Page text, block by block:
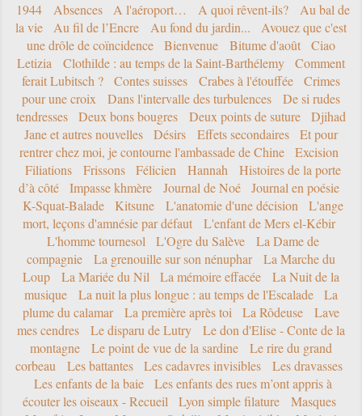
1944 Absences A l'aéroport… A quoi rêvent-ils?
Au bal de
la vie
Au fil de l’Encre Au fond du jardin...
Avouez que c'est
une drôle de coïncidence
Bienvenue Bitume d'août
Ciao
Letizia
Clothilde : au temps de la Saint-Barthélemy
Comment
ferait Lubitsch ?
Contes suisses Crabes à l'étouffée
Crimes
pour une croix
Dans l'intervalle des turbulences
De si rudes
tendresses
Deux bons bougres Deux points de suture
Djihad
Jane et autres nouvelles
Désirs Effets secondaires
Et pour
rentrer chez moi, je contourne l'ambassade de Chine
Excision
Filiations
Frissons Félicien Hannah
Histoires de la porte
d’à côté
Impasse khmère Journal de Noé
Journal en poésie
K-Squat-Balade
Kitsune L'anatomie d'une décision
L'ange
mort, leçons d'amnésie par défaut
L'enfant de Mers el-Kébir
L'homme tournesol
L'Ogre du Salève
La Dame de
compagnie
La grenouille sur son nénuphar
La Marche du
Loup
La Mariée du Nil La mémoire effacée
La Nuit de la
musique
La nuit la plus longue : au temps de l'Escalade
La
plume du calamar
La première après toi La Rôdeuse
Lave
mes cendres
Le disparu de Lutry
Le don d'Elise - Conte de la
montagne
Le point de vue de la sardine
Le rire du grand
corbeau
Les battantes Les cadavres invisibles
Les dravasses
Les enfants de la baie
Les enfants des rues m’ont appris à
écouter les oiseaux - Recueil
Lyon simple filature
Masques